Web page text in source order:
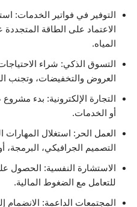
التوفير في فواتير الخدمات:
الاعتماد على الطاقة المتجددة
المياه.
التسوق الذكي: شراء
العروض والتخفيضات، وتجنب
التجارة الإلكترونية: بدء
أو الخدمات.
العمل الحر: استغلال
التصميم الجرافيكي، البرمجة،
الاستشارة النفسية:
للتعامل مع الضغوط المالية.
المجتمعات الداعمة: